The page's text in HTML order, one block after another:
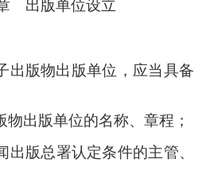
出版单位设立
出版物出版单位 ， 应当具备
物出版单位的名称、章程 ；
出版总署认定条件的主管、